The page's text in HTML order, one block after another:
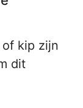
kip zijn
dit